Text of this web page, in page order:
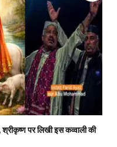
पर लिखी इस कव्वाली की